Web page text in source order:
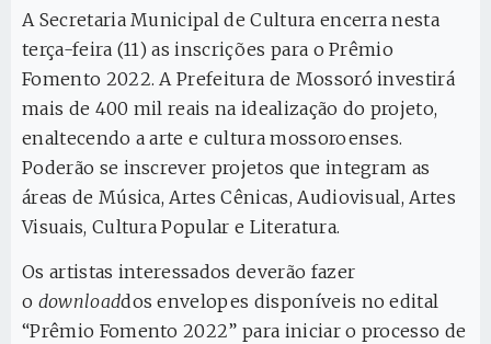
A Secretaria Municipal de Cultura encerra nesta
terça-feira (11) as inscrições para o Prêmio
Fomento 2022. A Prefeitura de Mossoró investirá
mais de 400 mil reais na idealização do projeto,
enaltecendo a arte e cultura mossoroenses.
Poderão se inscrever projetos que integram as
áreas de Música, Artes Cênicas, Audiovisual, Artes
Visuais, Cultura Popular e Literatura.
Os artistas interessados deverão fazer
o downloaddos envelopes disponíveis no edital
“Prêmio Fomento 2022” para iniciar o processo de